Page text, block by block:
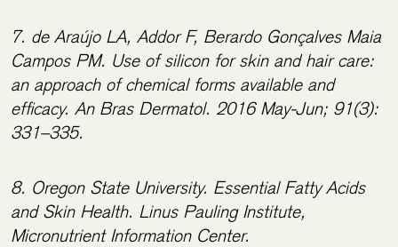
7. de Araújo LA, Addor F, Berardo Gonçalves Maia
Campos PM. Use of silicon for skin and hair care:
an approach of chemical forms available and
efficacy. An Bras Dermatol. 2016 May-Jun; 91(3):
331–335.
8. Oregon State University. Essential Fatty Acids
and Skin Health. Linus Pauling Institute,
Micronutrient Information Center.